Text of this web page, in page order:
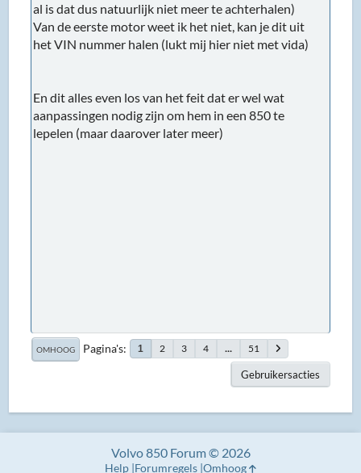
al is dat dus natuurlijk niet meer te achterhalen)
Van de eerste motor weet ik het niet, kan je dit uit
het VIN nummer halen (lukt mij hier niet met vida)
En dit alles even los van het feit dat er wel wat
aanpassingen nodig zijn om hem in een 850 te
lepelen (maar daarover later meer)
OMHOOG Pagina's 1 2 3 4 ... 51
Gebruikersacties
Volvo 850 Forum © 2026
Help Forumregels Omhoog